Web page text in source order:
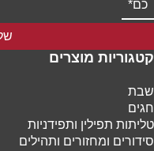
קטגוריות מוצרים
שבת
חגים
טליתות תפילין ותפידניות
סידורים ומחזורים ותהילים